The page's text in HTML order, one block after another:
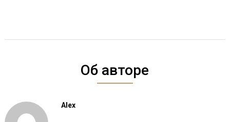
Об авторе
Alex